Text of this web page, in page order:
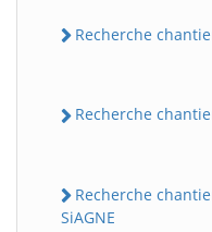
Recherche
Recherche
Recherche
SiAGNE